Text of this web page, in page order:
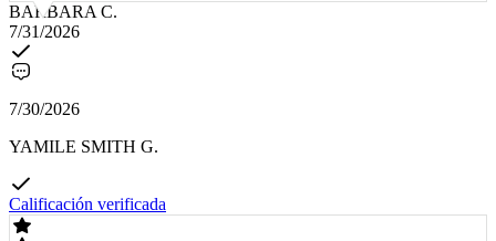
BARBARA C.
7/31/2026
7/30/2026
YAMILE SMITH G.
Calificación verificada